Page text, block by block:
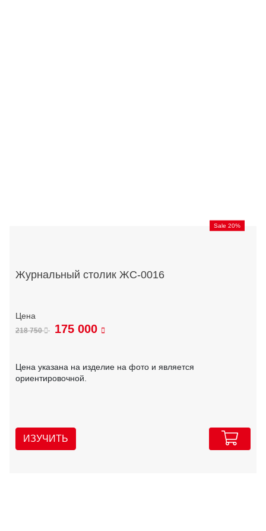
Sale 20%
Журнальный столик ЖС-0016
218 750 175 000
Цена указана на изделие на фото и является
ориентировочной.
ИЗУЧИТЬ